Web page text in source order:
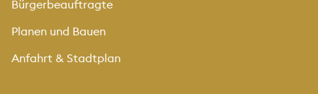
Bürgerbeauftragte
Planen und Bauen
Anfahrt & Stadtplan